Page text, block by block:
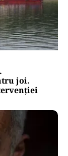
joi.